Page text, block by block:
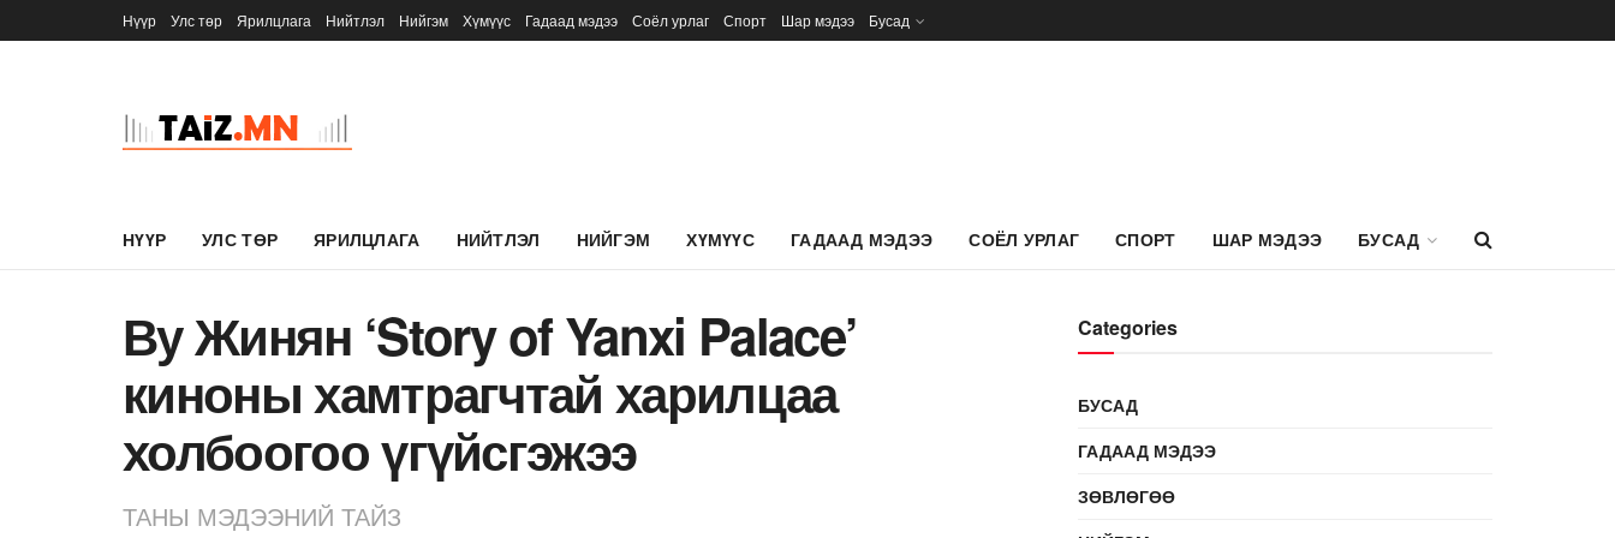
Нүүр Улс төр Ярилцлага Нийтлэл Нийгэм Хүмүүс Гадаад мэдээ Соёл урлаг Спорт Шар мэдээ Бусад
НҮҮР УЛС ТӨР ЯРИЛЦЛАГА НИЙТЛЭЛ НИЙГЭМ ХҮМҮҮС ГАДААД МЭДЭЭ СОЁЛ УРЛАГ СПОРТ ШАР МЭДЭЭ БУСАД
Ву Жинян ‘Story of Yanxi Palace’
киноны хамтрагчтай харилцаа
холбоогоо үгүйсгэжээ
ТАНЫ МЭДЭЭНИЙ ТАЙЗ
Categories
БУСАД
ГАДААД МЭДЭЭ
ЗӨВЛӨГӨӨ